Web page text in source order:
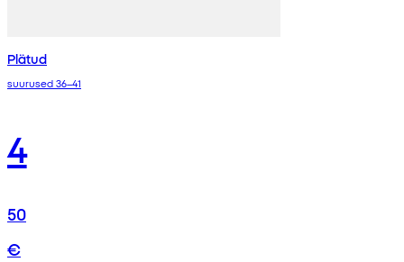
Plätud
suurused 36–41
4
50
€